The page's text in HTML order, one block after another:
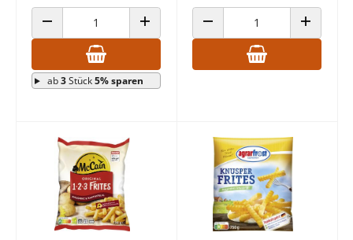
ANZAHL VERRINGERN ANZAHL ERHÖHEN
ab3Stück5% sparen
ANZAHL VERRINGERN ANZAHL